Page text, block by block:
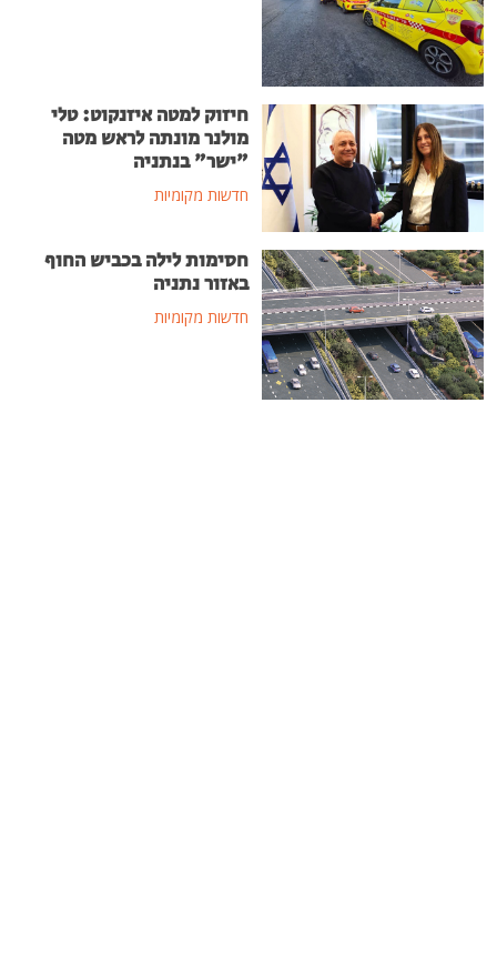
חיזוק למטה איזנקוט: טלי
מולנר מונתה לראש מטה
"ישר" בנתניה
חדשות מקומיות
חסימות לילה בכביש החוף
באזור נתניה
חדשות מקומיות